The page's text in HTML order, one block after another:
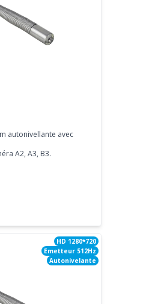
autonivellante avec
A2, A3, B3.
HD 1280*720
Emetteur 512Hz
Autonivelante